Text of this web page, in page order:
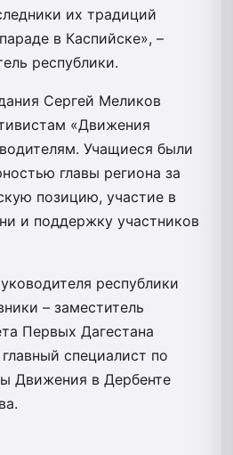
их традиций
в Каспийске», –
республики.
Сергей Меликов
«Движения
Учащиеся были
главы региона за
позицию, участие в
и поддержку участников
республики
– заместитель
Первых Дагестана
специалист по
Движения в Дербенте